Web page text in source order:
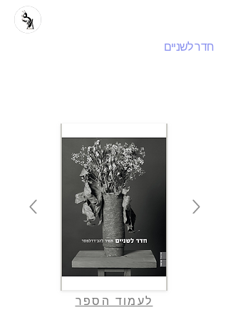
חדר לשניים
לעמוד הספר